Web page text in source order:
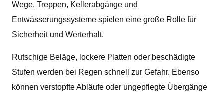
Wege, Treppen, Kellerabgänge und
Entwässerungssysteme spielen eine große Rolle für
Sicherheit und Werterhalt.
Rutschige Beläge, lockere Platten oder beschädigte
Stufen werden bei Regen schnell zur Gefahr. Ebenso
können verstopfte Abläufe oder ungepflegte Übergänge